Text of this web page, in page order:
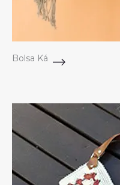
Bolsa Ká